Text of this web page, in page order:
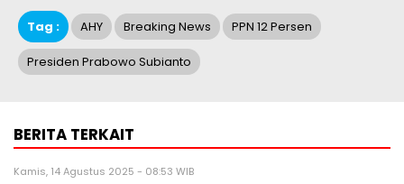
Tag : AHY Breaking News PPN 12 Persen
Presiden Prabowo Subianto
BERITA TERKAIT
Kamis, 14 Agustus 2025 - 08:53 WIB